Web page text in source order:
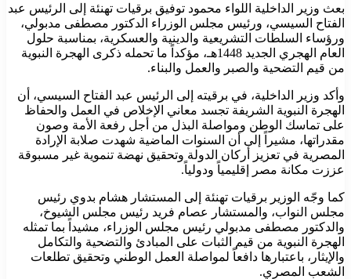
بعث وزير الداخلية اللواء محمود توفيق برقيات تهنئة إلى الرئيس عبد
الفتاح السيسي، ورئيس مجلس الوزراء الدكتور مصطفى مدبولي،
ورؤساء السلطات التشريعية والدينية والعسكرية، بمناسبة حلول
العام الهجري الجديد 1448هـ، مؤكداً ما تحمله ذكرى الهجرة النبوية
من قيم التضحية والصبر والعمل والبناء.
وأكد وزير الداخلية، في برقيته إلى الرئيس عبد الفتاح السيسي، أن
الهجرة النبوية الشريفة تجسد معاني الإخلاص في العمل والحفاظ
على تماسك الوطن ومواصلة البذل من أجل رفعة الأمة وصون
مقدراتها، مشيراً إلى أن السنوات الماضية شهدت صلابة الإرادة
المصرية في تعزيز أركان الدولة وتحقيق نهضة تنموية غير مسبوقة
عززت مكانة مصر إقليمياً ودولياً.
كما وجّه الوزير برقيات تهنئة إلى المستشار هشام بدوي رئيس
مجلس النواب، والمستشار عصام فريد رئيس مجلس الشيوخ،
والدكتور مصطفى مدبولي رئيس مجلس الوزراء، مشيداً بما تمثله
الهجرة النبوية من قيم الثبات على المبادئ والتضحية والتكامل
والإيثار، باعتبارها دافعاً لمواصلة العمل الوطني وتحقيق تطلعات
الشعب المصري.